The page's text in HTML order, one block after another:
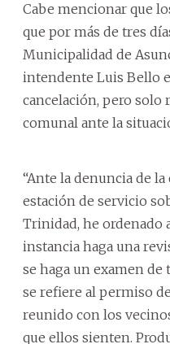
Cabe mencionar que
que por más de tres
Municipalidad de
intendente Luis Bello
cancelación, pero solo
comunal ante la
“Ante la denuncia de
estación de servicio
Trinidad, he ordenado
instancia haga una
se haga un examen
se refiere al permiso
reunido con los
que ellos sienten.